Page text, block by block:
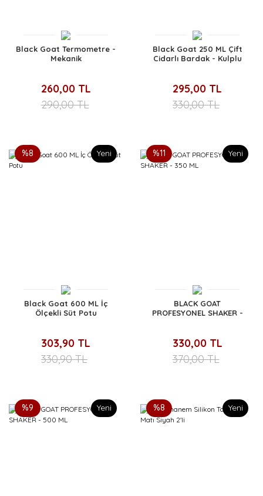
Black Goat Termometre -
Mekanik
260,00 TL
290,00 TL
Black Goat 250 ML Çift
Cidarlı Bardak - Kulplu
295,00 TL
330,00 TL
Yeni
Black Goat 600 ML İç
Ölçekli Süt Potu
%8
303,90 TL
330,90 TL
Yeni
BLACK GOAT
PROFESYONEL SHAKER -
%11
330,00 TL
370,00 TL
Yeni
%9 Yeni
%8